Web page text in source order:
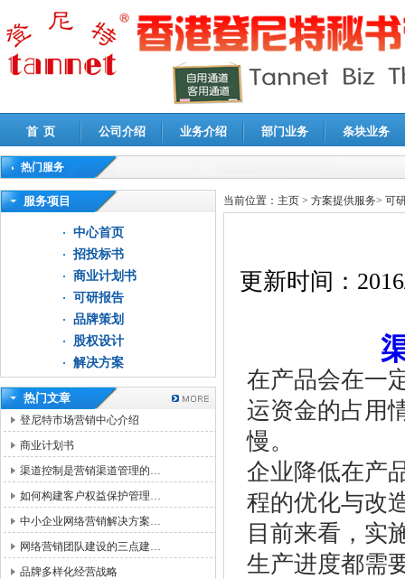
首 页 公司介绍 业务介绍 部门业务 条块业务
热门服务
高新技术企业认定审计|企业所得税汇算清缴申报鉴证
服务项目
中心首页
招投标书
商业计划书
可研报告
品牌策划
股权设计
解决方案
热门文章
登尼特市场营销中心介绍
商业计划书
渠道控制是营销渠道管理的…
如何构建客户权益保护管理…
中小企业网络营销解决方案…
网络营销团队建设的三点建…
品牌多样化经营战略
当前位置： 主页 > 方案提供服务> 可
更新时间：
在产品会在一
运资金的占用
慢。
企业降低在产
程的优化与改
目前来看，实
生产进度都需